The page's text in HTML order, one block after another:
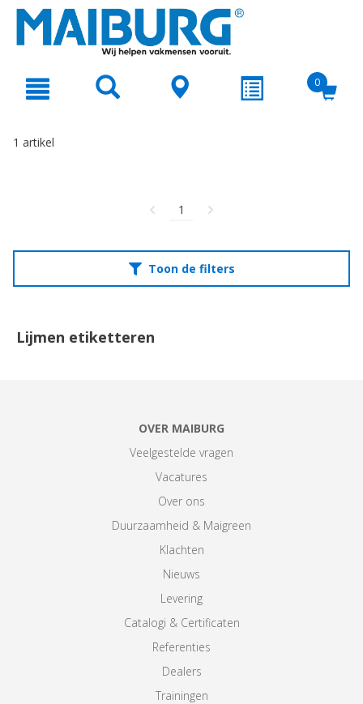
text.skipToNavigation
0
1 artikel
1
Toon de filters
Lijmen etiketteren
OVER MAIBURG
Veelgestelde vragen
Vacatures
Over ons
Duurzaamheid & Maigreen
Klachten
Nieuws
Levering
Catalogi & Certificaten
Referenties
Dealers
Trainingen